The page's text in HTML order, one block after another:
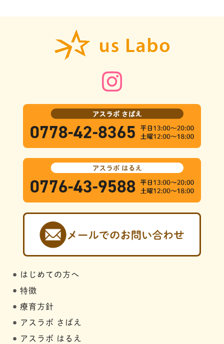
はじめての方へ
特徴
療育方針
アスラボ さばえ
アスラボ はるえ